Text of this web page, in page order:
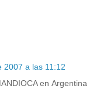
2007 a las 11:12
en Argentina